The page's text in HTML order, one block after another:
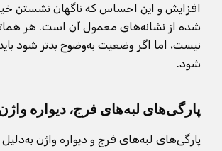
افزایش و این احساس که ناگهان نشستن
شده از نشانه‌های معمول آن است. هر
نیست، اما اگر وضعیت به‌وضوح بدتر شود
شود.
پارگی‌های لبه‌های فرج، دیواره
پارگی‌های لبه‌های فرج و دیواره واژن